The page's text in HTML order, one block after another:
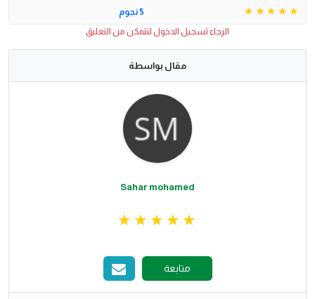
5 نجوم
الرجاء تسجيل الدخول لتتمكن من التعليق
مقال بواسطة
Sahar mohamed
متابعة